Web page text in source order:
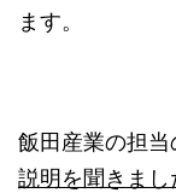
ます。
飯田産業の担当
説明を聞きま